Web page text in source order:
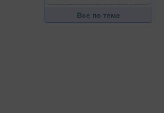
Все по теме